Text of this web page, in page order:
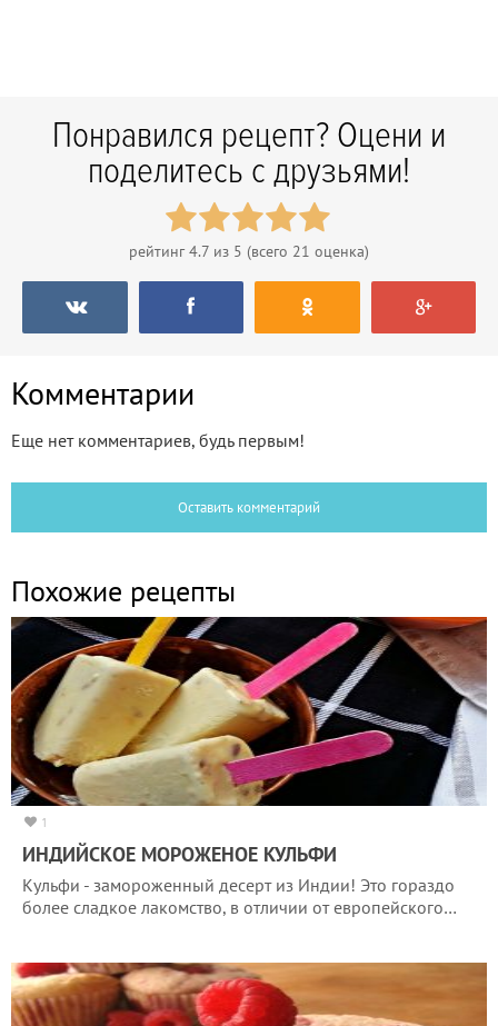
Понравился рецепт? Оцени и
поделитесь с друзьями!
рейтинг4.7 из 5 (всего 21 оценка)
Комментарии
Еще нет комментариев, будь первым!
Оставить комментарий
Похожие рецепты
1
ИНДИЙСКОЕ МОРОЖЕНОЕ КУЛЬФИ
Кульфи - замороженный десерт из Индии! Это гораздо
более сладкое лакомство, в отличии от европейского…